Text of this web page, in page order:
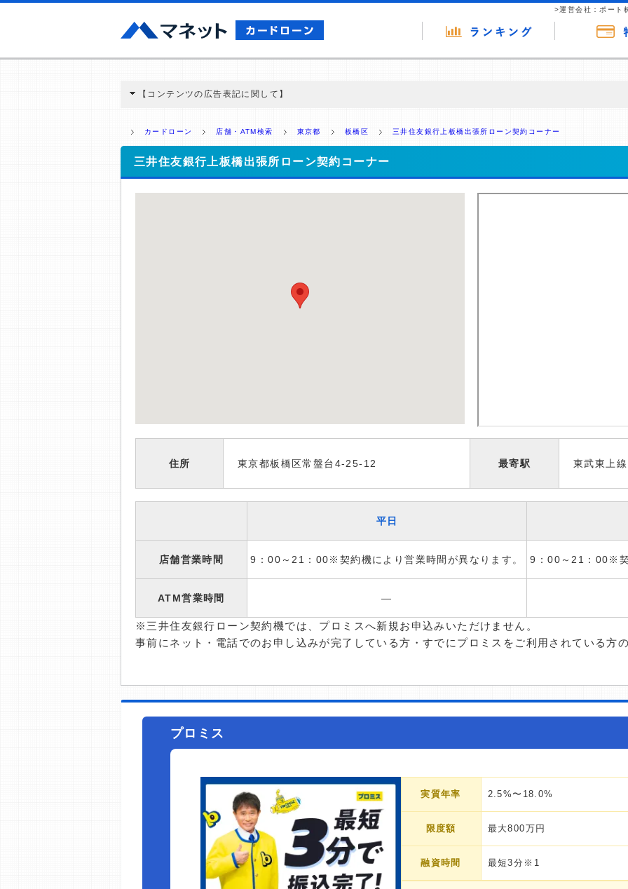
>運営会社：ポート
【コンテンツの広告表記に関して】
ミ収集などに基づき、公平性を担保した情報提供を行っています。
>提携企業一覧
カードローン 店舗・ATM検索 東京都 板橋区 三井住友銀行上板橋出張所ローン契約コーナー
三井住友銀行上板橋出張所ローン契約コーナー
住所 東京都板橋区常盤台4-25-12 最寄駅 東武東上
平日
店舗営業時間 9：00～21：00※契約機により営業時間が異なります。 9：00～21：00※
ATM営業時間 ―
※三井住友銀行ローン契約機では、プロミスへ新規お申込みいただけません。
事前にネット・電話でのお申し込みが完了している方・すでにプロミスをご利用されている方
プロミス
実質年率 2.5%〜18.0%
限度額 最大800万円
融資時間 最短3分※1